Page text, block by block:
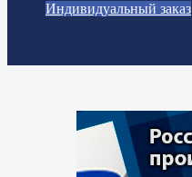
Индивидуальный заказ